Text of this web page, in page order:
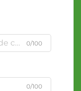
0/100
0/100